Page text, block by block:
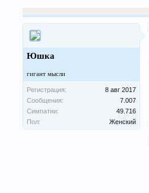
Юшка
гигант мысли
Регистрация:
8 авг 2017
Сообщения:
7.007
Симпатии:
49.716
Пол:
Женский